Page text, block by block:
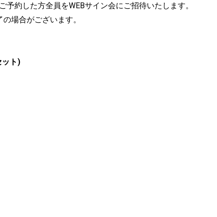
約した方全員をWEBサイン会にご招待いたします。
場合がございます。
ット)